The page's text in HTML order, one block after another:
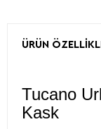
ÜRÜN
Tucano
Kask